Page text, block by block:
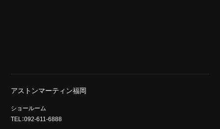
アストンマーティン福岡
ショールーム
TEL：092-611-6888